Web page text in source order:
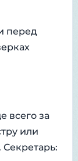
перед
всего за
или